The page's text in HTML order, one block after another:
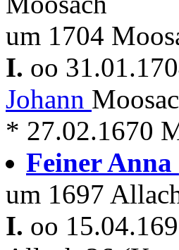
um 1704
I. oo
Johann
* 27.02.1670
Feiner Anna
um 1697
I. oo